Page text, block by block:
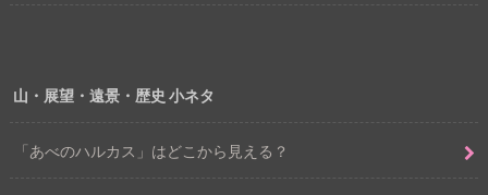
山・展望・遠景・歴史 小ネタ
「あべのハルカス」はどこから見える？